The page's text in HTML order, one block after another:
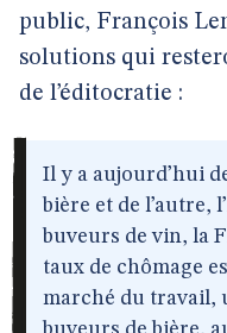
public, François
solutions qui
de l’éditocratie :
Il y a aujourd’hui
bière et de l’autre,
buveurs de vin, la
taux de chômage
marché du travail,